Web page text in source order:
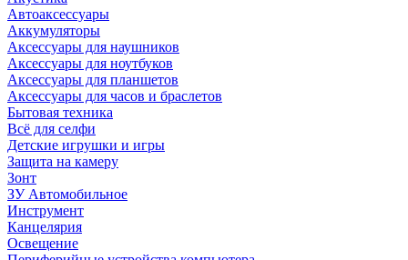
Автоаксессуары
Аккумуляторы
Аксессуары для наушников
Аксессуары для ноутбуков
Аксессуары для планшетов
Аксессуары для часов и браслетов
Бытовая техника
Всё для селфи
Детские игрушки и игры
Защита на камеру
Зонт
ЗУ Автомобильное
Инструмент
Канцелярия
Освещение